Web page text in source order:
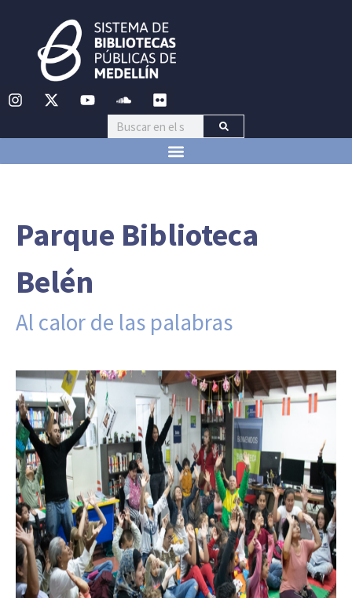
Parque Biblioteca
Belén
Al calor de las palabras